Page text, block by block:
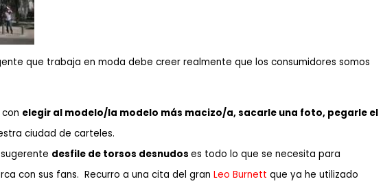
que trabaja en moda debe creer realmente que los consumidores somos
elegir al modelo/la modelo más macizo/a, sacarle una foto, pegarle el
ciudad de carteles.
desfile de torsos desnudos es todo lo que se necesita para
con sus fans. Recurro a una cita del gran Leo Burnett que ya he utilizado